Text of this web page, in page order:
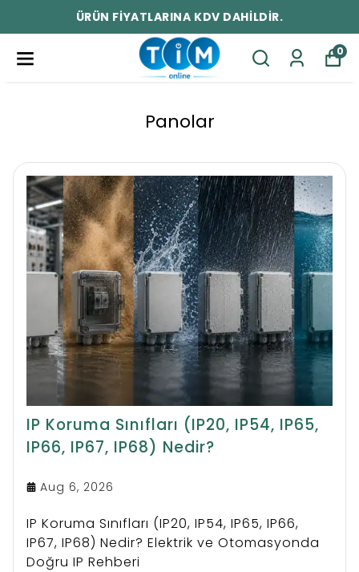
ÜRÜN FİYATLARINA KDV DAHİLDİR.
0
Panolar
IP Koruma Sınıfları (IP20, IP54, IP65,
IP66, IP67, IP68) Nedir?
Aug 6, 2026
IP Koruma Sınıfları (IP20, IP54, IP65, IP66,
IP67, IP68) Nedir? Elektrik ve Otomasyonda
Doğru IP Rehberi